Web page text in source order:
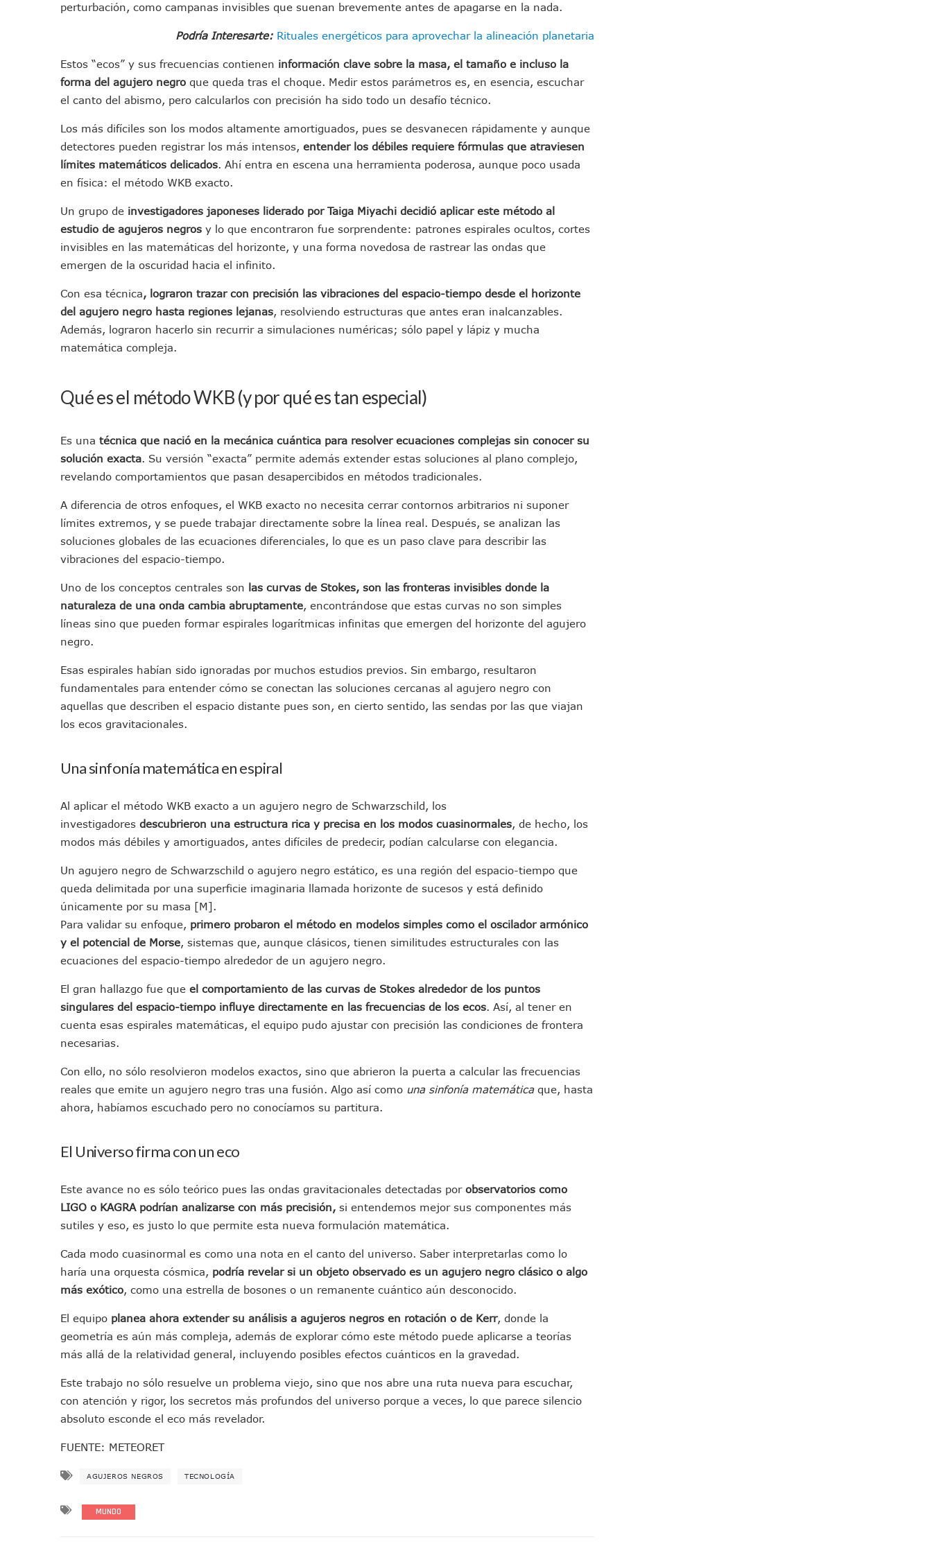
Morena Cierra Filas Por La Defensa Del Agua De Calidad En La Zona Metropolitana De Guadalajara
Hallazgo De Yareli Colmenares Tovar Eleva A 4 Cuerpos Encontrados En El Río
Ra Aguilar Acompaña A Cientos De Familias En Las Paseadas De Las Palmas 2026
Oleaje Y Riesgo Por Cocodrilos Mantienen Restricciones En Playas De Puerto Vallarta
“Kato” Supera El Abandono Y Comienza Una Nueva Vida Con Una Familia
México Necesitaba 600 Mil Empleos; Solo Generó 262 Mil En Seis Meses: Coparmex
Poderoso Terremoto Destruye Edificios Y Puentes En Japón (VIDEOS)
Munguía Es El Sexto Mejor Alcalde De Jalisco, Según Statistical Research Corporation
ATM Incorpora 20 Nuevos Camiones Al Corredor Bahía De Banderas–Puerto Vallarta
Colectivos Piden A Lemus Más Ministerios Públicos Para Puerto Vallarta
Avenida Federación En Puerto Vallarta Registra 80% De Avance En Su Construcción
Caída De “El Mencho” Elevó Percepción De Inseguridad En Puerto Vallarta
Mercado Vallarta Incluye Reúne A Emprendedores Locales En La Isla Shopping Village
CEDHJ Señala Violaciones A Derechos De Víctima De Abuso Sexual En Preescolar
Entregan Aparato Auditivo A Don Juan Ramírez En Puerto Vallarta
Huracán En Formación Podría Generar Oleaje Elevado En La Costa De Jalisco
Viajar A Puerto Vallarta Este Verano Puede Costar Hasta 22 Mil 677 Pesos
Buscan Reducir Riesgos Por Cocodrilos En Playas De Puerto Vallarta
Vecinos De La Playita Reciben A Juan Carlos Castro
Asesinan En Oaxaca Al Periodista Francisco Alejandro Leyva Aguilar
Detienen A Cuatro Hombres Armados En Bucerías; Aseguran Armas Y “poncha Llantas”
Adultos Mayores De Ixtapa Tendrán Una “Casa De Día” Renovada
Mujeres Recorren Calles De Ixtapa Para Identificar Problemas De Seguridad Y Movilidad
Bruno Blancas Convoca A Mesa De Análisis Para La Conservación Del Estero El Salado
Videos De Presunto Convoy Armado Desatan Operativo En Puerto Vallarta
Playa Las Cocinas: Retiran Concesión Y Anuncian Plan De Restauración Ambiental
Dr. Álvarez Zayas Dirige Plan De Salud Animal Y Prevención Del Dengue En Tomatlán
Orgullo Vallartense: Zhoemí Luévanos Competirá En El Panamericano De Esgrima
Vecinos De Vallarta 500 Exponen Queja De Vialidades A Juan Carlos Castro
Pelea De Extranjera Durante Función De “La Odisea” En Puerto Vallarta Se Vuelve Viral
Joven Esgrimista De Puerto Vallarta Asegura Lugar En El Panamericano De Lima
Llegan Camiones “oruga” A Puerto Vallarta Con Capacidad Para 130 Pasajeros C/u
Coordinan Operativo Para Las Tradicionales Paseadas 2026 De Las Palmas
Monzón Mexicano Causará Lluvias Muy Fuertes En Jalisco Y Otros Estados
Acusado De Homicidio En El Tuito Permanecerá Un Año En Prisión Preventiva
Descartan Riesgo De Tsunami Para Puerto Vallarta Tras Sismo De 7.4 En Chiapas
Donald Trump Asistirá A La Final Del Mundial 2026 Entre España Y Argentina
Retiran 10 Toneladas De Macroalga En Playa De Guayabitos; Investigan Origen Del Fenómeno
Arranca Copa México De Clavados Zapopan 2026 En El Centro Acuático
Munguía Analiza Pedir 100 MDP De Adelanto De Participaciones, ¿para Qué?
Asesinan A Regidora De Tecate Por Morena Y A Su Esposo En Ataque Armado
Recuperan Seis Vehículos Con Reporte De Robo Durante Operativos En Bahía De Banderas
SAT Lleva Su Oficina Móvil A Talpa De Allende Para Realizar Trámites Fiscales
IMSS Rehabilitará Infraestructura De La UMF No. 170 En Puerto Vallarta
Puerto Vallarta Se Suma A Simulacro Estatal Por Bloqueos Carreteros
Retiran Cacharros De 30 Puntos En Colonias De Puerto Vallarta
Movimiento Ciudadano Capacita A Su Estructura Territorial En Vallarta Rumbo Al 2027
Hospital Civil De La Costa Inicia Su Construcción En Puerto Vallarta
Fechas Y Sedes De Las Jornadas De Adopción De Perros En Puerto Vallarta
Accidente Fatal En La Autopista Guadalajara–Tepic Deja Entre 16 Y 18 Occisos
Ra Aguilar Fortalece La Transformación Desde Las Asambleas Informativas
Aparecen Vivos Los Tres Estudiantes Desaparecidos De Guadalajara
Dictan Prisión Preventiva A Exdirector De Pemex Por Presunta Violencia Familiar Y Vicaria
Juan Carlos Castro Visitó La Colonia Cristóbal Colón
perturbación, como campanas invisibles que suenan brevemente antes de apagarse en la nada.
Podría Interesarte: Rituales energéticos para aprovechar la alineación planetaria
Estos “ecos” y sus frecuencias contienen información clave sobre la masa, el tamaño e incluso la
forma del agujero negro que queda tras el choque. Medir estos parámetros es, en esencia, escuchar
el canto del abismo, pero calcularlos con precisión ha sido todo un desafío técnico.
Los más difíciles son los modos altamente amortiguados, pues se desvanecen rápidamente y aunque
detectores pueden registrar los más intensos, entender los débiles requiere fórmulas que atraviesen
límites matemáticos delicados. Ahí entra en escena una herramienta poderosa, aunque poco usada
en física: el método WKB exacto.
Un grupo de investigadores japoneses liderado por Taiga Miyachi decidió aplicar este método al
estudio de agujeros negros y lo que encontraron fue sorprendente: patrones espirales ocultos, cortes
invisibles en las matemáticas del horizonte, y una forma novedosa de rastrear las ondas que
emergen de la oscuridad hacia el infinito.
Con esa técnica, lograron trazar con precisión las vibraciones del espacio-tiempo desde el horizonte
del agujero negro hasta regiones lejanas, resolviendo estructuras que antes eran inalcanzables.
Además, lograron hacerlo sin recurrir a simulaciones numéricas; sólo papel y lápiz y mucha
matemática compleja.
Qué es el método WKB (y por qué es tan especial)
Es una técnica que nació en la mecánica cuántica para resolver ecuaciones complejas sin conocer su
solución exacta. Su versión “exacta” permite además extender estas soluciones al plano complejo,
revelando comportamientos que pasan desapercibidos en métodos tradicionales.
A diferencia de otros enfoques, el WKB exacto no necesita cerrar contornos arbitrarios ni suponer
límites extremos, y se puede trabajar directamente sobre la línea real. Después, se analizan las
soluciones globales de las ecuaciones diferenciales, lo que es un paso clave para describir las
vibraciones del espacio-tiempo.
Uno de los conceptos centrales son las curvas de Stokes, son las fronteras invisibles donde la
naturaleza de una onda cambia abruptamente, encontrándose que estas curvas no son simples
líneas sino que pueden formar espirales logarítmicas infinitas que emergen del horizonte del agujero
negro.
Esas espirales habían sido ignoradas por muchos estudios previos. Sin embargo, resultaron
fundamentales para entender cómo se conectan las soluciones cercanas al agujero negro con
aquellas que describen el espacio distante pues son, en cierto sentido, las sendas por las que viajan
los ecos gravitacionales.
Una sinfonía matemática en espiral
Al aplicar el método WKB exacto a un agujero negro de Schwarzschild, los
investigadores descubrieron una estructura rica y precisa en los modos cuasinormales, de hecho, los
modos más débiles y amortiguados, antes difíciles de predecir, podían calcularse con elegancia.
Un agujero negro de Schwarzschild o agujero negro estático, es una región del espacio-tiempo que
queda delimitada por una superficie imaginaria llamada horizonte de sucesos y está definido
únicamente por su masa [M].
Para validar su enfoque, primero probaron el método en modelos simples como el oscilador armónico
y el potencial de Morse, sistemas que, aunque clásicos, tienen similitudes estructurales con las
ecuaciones del espacio-tiempo alrededor de un agujero negro.
El gran hallazgo fue que el comportamiento de las curvas de Stokes alrededor de los puntos
singulares del espacio-tiempo influye directamente en las frecuencias de los ecos. Así, al tener en
cuenta esas espirales matemáticas, el equipo pudo ajustar con precisión las condiciones de frontera
necesarias.
Con ello, no sólo resolvieron modelos exactos, sino que abrieron la puerta a calcular las frecuencias
reales que emite un agujero negro tras una fusión. Algo así como una sinfonía matemáticaque, hasta
ahora, habíamos escuchado pero no conocíamos su partitura.
El Universo firma con un eco
Este avance no es sólo teórico pues las ondas gravitacionales detectadas por observatorios como
LIGO o KAGRA podrían analizarse con más precisión, si entendemos mejor sus componentes más
sutiles y eso, es justo lo que permite esta nueva formulación matemática.
Cada modo cuasinormal es como una nota en el canto del universo. Saber interpretarlas como lo
haría una orquesta cósmica, podría revelar si un objeto observado es un agujero negro clásico o algo
más exótico, como una estrella de bosones o un remanente cuántico aún desconocido.
El equipo planea ahora extender su análisis a agujeros negros en rotación o de Kerr, donde la
geometría es aún más compleja, además de explorar cómo este método puede aplicarse a teorías
más allá de la relatividad general, incluyendo posibles efectos cuánticos en la gravedad.
Este trabajo no sólo resuelve un problema viejo, sino que nos abre una ruta nueva para escuchar,
con atención y rigor, los secretos más profundos del universo porque a veces, lo que parece silencio
absoluto esconde el eco más revelador.
FUENTE: METEORET
AGUJEROS NEGROS TECNOLOGÍA
MUNDO